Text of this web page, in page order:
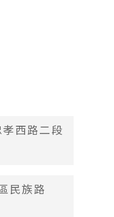
西路二段
民族路